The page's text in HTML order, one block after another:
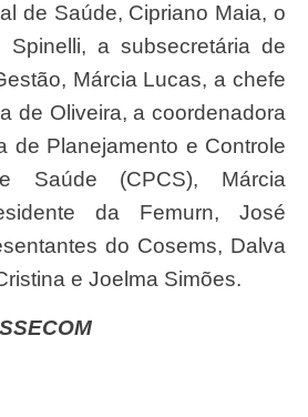
de Saúde, Cipriano Maia, o
Spinelli, a subsecretária de
Márcia Lucas, a chefe
de Oliveira, a coordenadora
de Planejamento e Controle
Saúde (CPCS), Márcia
da Femurn, José
do Cosems, Dalva
e Joelma Simões.